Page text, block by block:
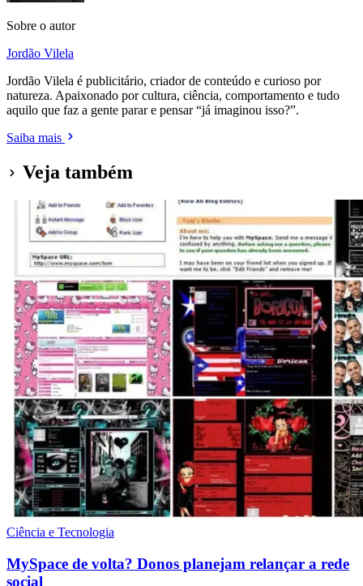
Sobre o autor
Jordão Vilela
Jordão Vilela é publicitário, criador de conteúdo e curioso por
natureza. Apaixonado por cultura, ciência, comportamento e tudo
aquilo que faz a gente parar e pensar “já imaginou isso?”.
Saiba mais
Veja também
Ciência e Tecnologia
MySpace de volta? Donos planejam relançar a rede
social